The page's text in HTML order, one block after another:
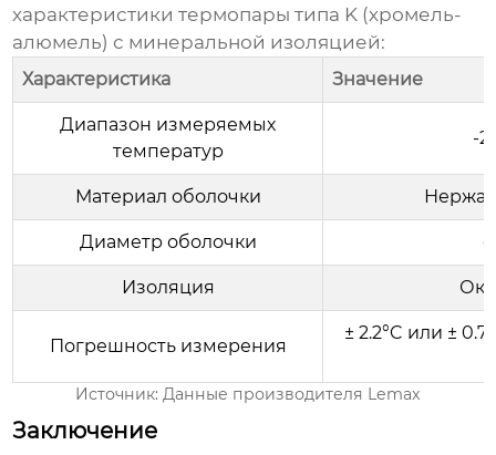
характеристики термопары типа K (хромель-
алюмель) с минеральной изоляцией:
Характеристика Значение
Диапазон измеряемых
температур
-
Материал оболочки
Диаметр оболочки
Изоляция
Погрешность измерения
± 2.2°C или ±
Источник: Данные производителя Lemax
Заключение